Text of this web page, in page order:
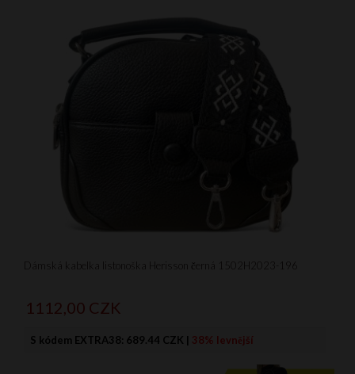
Dámská kabelka listonoška Herisson černá 1502H2023-196
1112,00 CZK
S kódem EXTRA38: 689.44 CZK | 38% levnější